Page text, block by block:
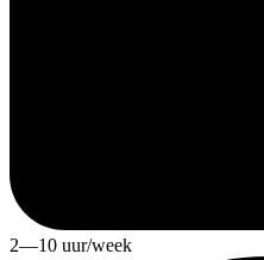
2—10 uur/week